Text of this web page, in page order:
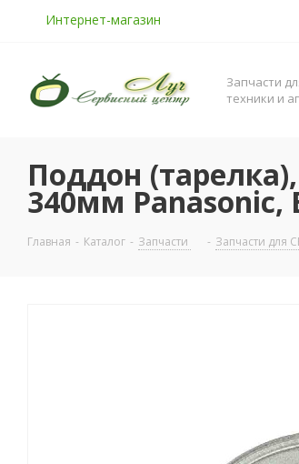
Интернет-магазин
Запчасти
техники и
Поддон
340мм Panasonic,
Главная - Каталог - Запчасти - Запчасти для